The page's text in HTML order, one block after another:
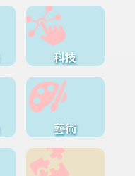
科技
藝術